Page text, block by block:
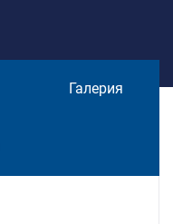
Галерия